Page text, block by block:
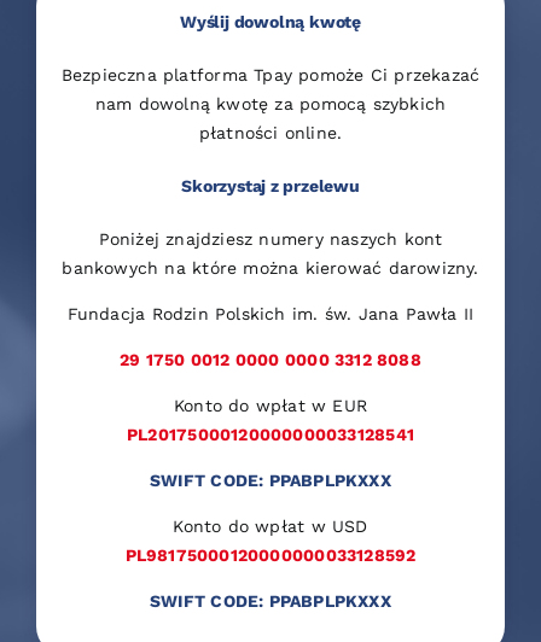
Wyślij dowolną kwotę
Bezpieczna platforma Tpay pomoże Ci przekazać
nam dowolną kwotę za pomocą szybkich
płatności online.
Skorzystaj z przelewu
Poniżej znajdziesz numery naszych kont
bankowych na które można kierować darowizny.
Fundacja Rodzin Polskich im. św. Jana Pawła II
29 1750 0012 0000 0000 3312 8088
Konto do wpłat w EUR
PL20175000120000000033128541
SWIFT CODE: PPABPLPKXXX
Konto do wpłat w USD
PL98175000120000000033128592
SWIFT CODE: PPABPLPKXXX